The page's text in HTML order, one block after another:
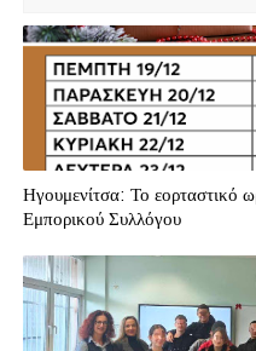
Ηγουμενίτσα: Το εορταστικό
Εμπορικού Συλλόγου